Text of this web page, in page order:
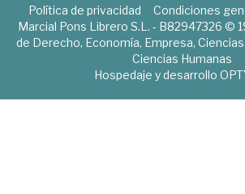
Política de privacidad Condiciones
Marcial Pons Librero S.L. - B82947326 ©
de Derecho, Economía, Empresa,
Ciencias Humanas
Hospedaje y desarrollo